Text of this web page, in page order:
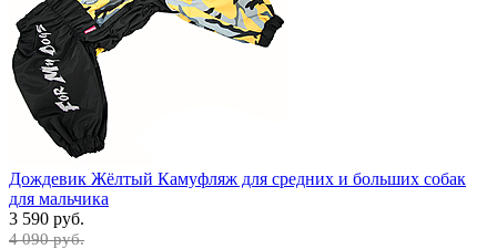
Дождевик Жёлтый Камуфляж для средних и больших собак
для мальчика
3 590 руб.
4 090 руб.